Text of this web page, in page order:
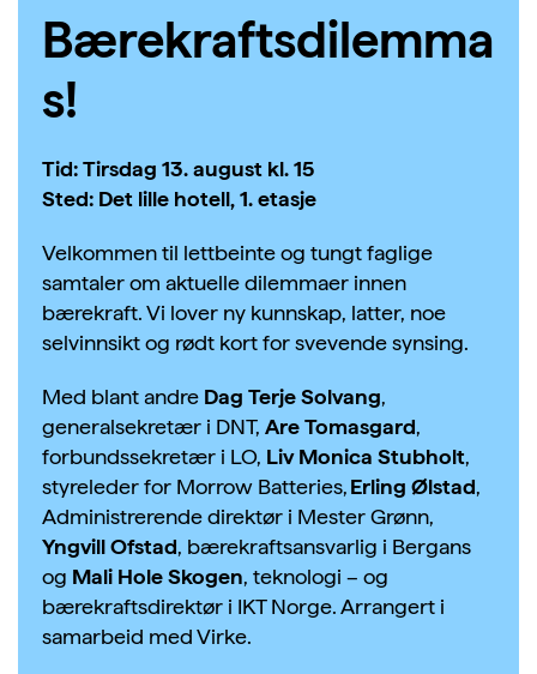
Bærekraftsdilemma
s!
Tid: Tirsdag 13. august kl. 15
Sted: Det lille hotell, 1. etasje
Velkommen til lettbeinte og tungt faglige
samtaler om aktuelle dilemmaer innen
bærekraft. Vi lover ny kunnskap, latter, noe
selvinnsikt og rødt kort for svevende synsing.
Med blant andre Dag Terje Solvang,
generalsekretær i DNT, Are Tomasgard,
forbundssekretær i LO, Liv Monica Stubholt,
styrelederfor Morrow Batteries,Erling Ølstad,
Administrerende direktør i Mester Grønn,
YngvillOfstad, bærekraftsansvarlig i Bergans
og Mali Hole Skogen, teknologi – og
bærekraftsdirektør i IKT Norge. Arrangert i
samarbeid med Virke.